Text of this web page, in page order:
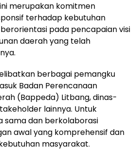
merupakan komitmen
terhadap kebutuhan
pada pencapaian visi
daerah yang telah
berbagai pemangku
Badan Perencanaan
(Bappeda) Litbang, dinas-
lainnya. Untuk
sama dan berkolaborasi
awal yang komprehensif dan
masyarakat.